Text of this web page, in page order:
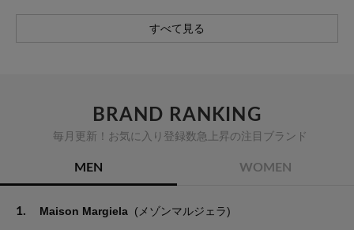
すべて見る
BRAND RANKING
毎月更新！お気に入り登録数急上昇の注目ブランド
MEN WOMEN
1. Maison Margiela (メゾンマルジェラ)